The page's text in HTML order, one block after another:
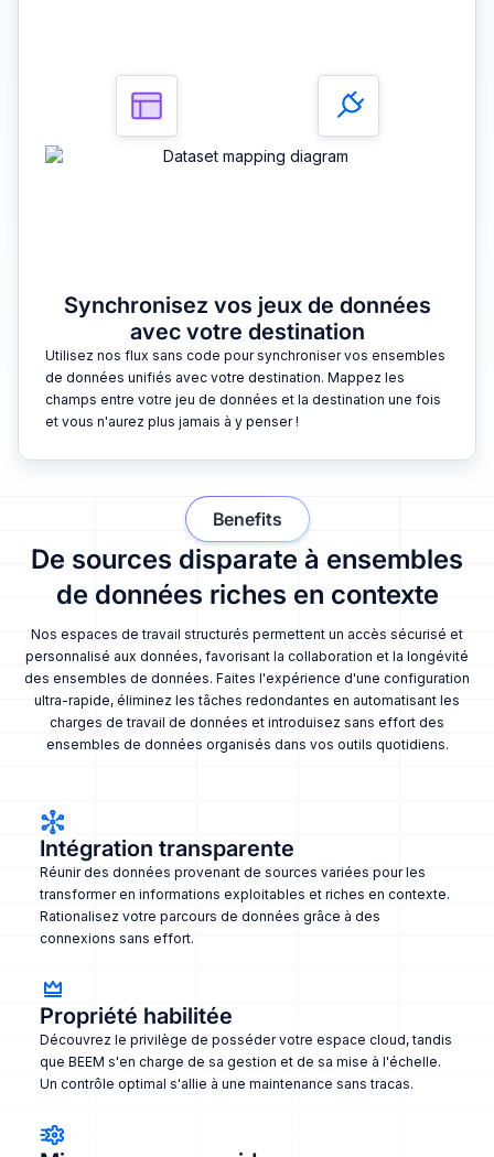
Synchronisez vos jeux de données
avec votre destination
Utilisez nos flux sans code pour synchroniser vos ensembles
de données unifiés avec votre destination. Mappez les
champs entre votre jeu de données et la destination une fois
et vous n'aurez plus jamais à y penser !
De sources disparate à ensembles
de données riches en contexte
Nos espaces de travail structurés permettent un accès sécurisé et
personnalisé aux données, favorisant la collaboration et la longévité
des ensembles de données. Faites l'expérience d'une configuration
ultra-rapide, éliminez les tâches redondantes en automatisant les
charges de travail de données et introduisez sans effort des
ensembles de données organisés dans vos outils quotidiens.
Benefits
Intégration transparente
Réunir des données provenant de sources variées pour les
transformer en informations exploitables et riches en contexte.
Rationalisez votre parcours de données grâce à des
connexions sans effort.
Propriété habilitée
Découvrez le privilège de posséder votre espace cloud, tandis
que BEEM s'en charge de sa gestion et de sa mise à l'échelle.
Un contrôle optimal s'allie à une maintenance sans tracas.